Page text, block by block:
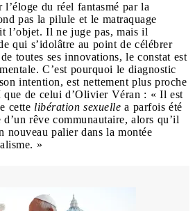
l’éloge du réel fantasmé par la
pas la pilule et le matraquage
l’objet. Il ne juge pas, mais il
qui s’idolâtre au point de célébrer
toutes ses innovations, le constat est
C’est pourquoi le diagnostic
intention, est nettement plus proche
de celui d’Olivier Véran : « Il est
cette libération sexuelle a parfois été
rêve communautaire, alors qu’il
nouveau palier dans la montée
»